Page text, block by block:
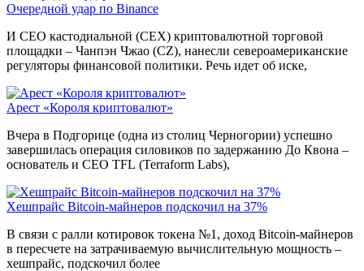
Очередной удар по Binance
И CEO кастодиальной (CEX) криптовалютной торговой
площадки – Чанпэн Чжао (CZ), нанесли североамериканские
регуляторы финансовой политики. Речь идет об иске,
Арест «Короля криптовалют»
Вчера в Подгорице (одна из столиц Черногории) успешно
завершилась операция силовиков по задержанию До Квона –
основатель и CEO TFL (Terraform Labs),
Хешпрайс Bitcoin-майнеров подскочил на 37%
В связи с ралли котировок токена №1, доход Bitcoin-майнеров
в пересчете на затрачиваемую вычислительную мощность –
хешпрайс, подскочил более